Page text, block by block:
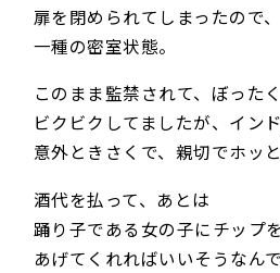
扉を閉められてしまったので、
一種の密室状態。
このまま監禁されて、ぼった
ビクビクしてましたが、イン
意外ときさくで、親切でホッ
酒代を払って、あとは
踊り子である女の子にチップ
あげてくれればいいそうなんで